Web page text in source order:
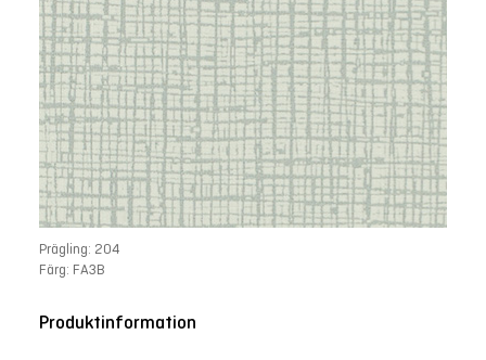
Prägling: 204
Färg: FA3B
Produktinformation